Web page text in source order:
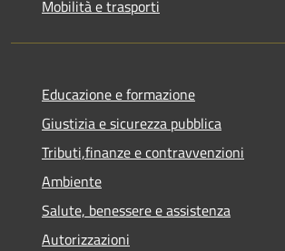
Mobilità e trasporti
Educazione e formazione
Giustizia e sicurezza pubblica
Tributi,finanze e contravvenzioni
Ambiente
Salute, benessere e assistenza
Autorizzazioni